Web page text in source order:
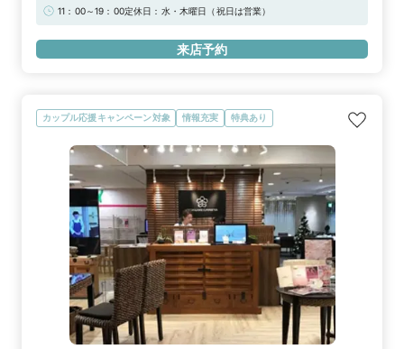
分【駐車場】・ナディアパーク・矢場公園駐車場・矢場公園第2駐車場※
11：00～19：00定休日：水・木曜日（祝日は営業）
来店予約
カップル応援キャンペーン対象 情報充実 特典あり